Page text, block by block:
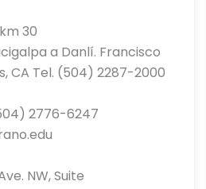
30
a Danlí. Francisco
CA Tel. (504) 2287-2000
2776-6247
NW, Suite